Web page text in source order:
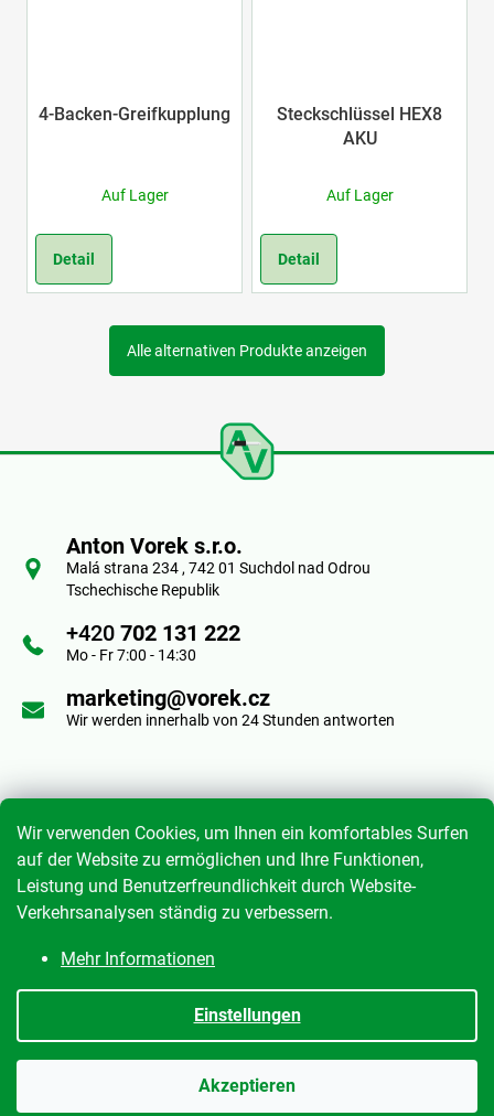
Wir verwenden Cookies, um Ihnen ein komfortables Surfen
auf der Website zu ermöglichen und Ihre Funktionen,
Leistung und Benutzerfreundlichkeit durch Website-
Verkehrsanalysen ständig zu verbessern.
Mehr Informationen
Einstellungen
Akzeptieren
4-Backen-Greifkupplung
Auf Lager
Detail
Steckschlüssel HEX8
AKU
Auf Lager
Detail
Alle alternativen Produkte anzeigen
e
Anton Vorek s.r.o.
Malá strana 234 , 742 01 Suchdol nad Odrou
Tschechische Republik
+420 702 131 222
Mo - Fr 7:00 - 14:30
marketing@vorek.cz
Wir werden innerhalb von 24 Stunden antworten
Informace pro vás
Geschäftsbedingungen
Datenschutzrichtlinie
Meine Bestellung
Erstellt von Shoptet | mime digital